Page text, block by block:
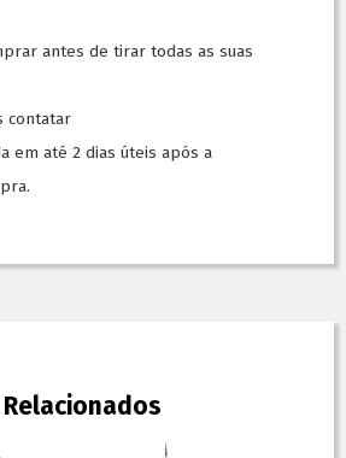
antes de tirar todas as suas
contatar
em até 2 dias úteis após a